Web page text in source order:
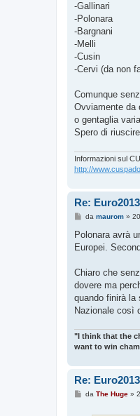
-Gallinari
-Polonara
-Bargnani
-Melli
-Cusin
-Cervi (da non
Comunque
Ovviamente da
o gentaglia
Spero di
Informazioni sul
http://
Re: Euro2013
M
s
a
i
o
da maurom»
Polonara avrà
Europei.
Chiaro che
dovere ma
quando finirà la
Nazionale così
"I think that the
want to win
Re: Euro2013
Mda The Huge»